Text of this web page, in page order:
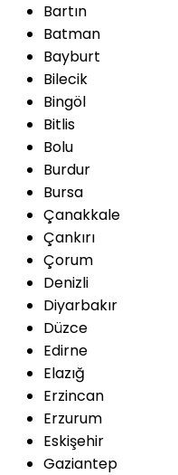
Bartın
Batman
Bayburt
Bilecik
Bingöl
Bitlis
Bolu
Burdur
Bursa
Çanakkale
Çankırı
Çorum
Denizli
Diyarbakır
Düzce
Edirne
Elazığ
Erzincan
Erzurum
Eskişehir
Gaziantep